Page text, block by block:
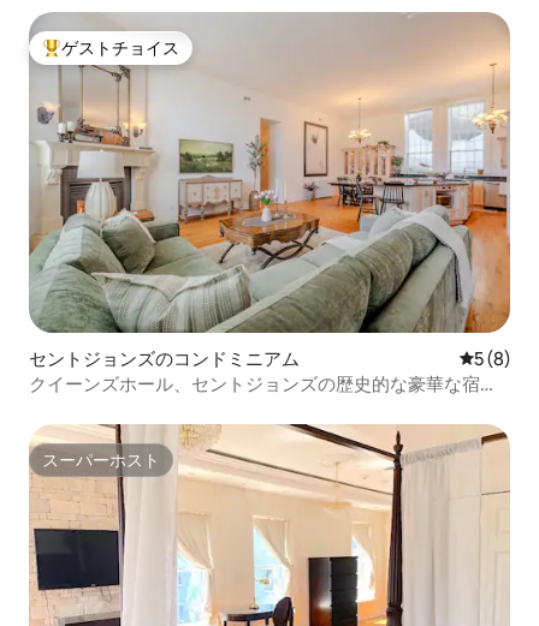
大好評のゲストチョイスです。
ゲストチョイス
セントジョンズのコンドミニアム レビュー
5 (8)
クイーンズホール、セントジョンズの歴史的な豪華な宿泊
スーパーホスト
スーパーホスト